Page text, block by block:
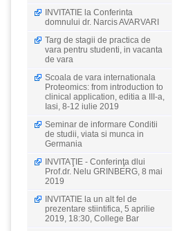
INVITATIE la Conferinta
domnului dr. Narcis AVARVARI
Targ de stagii de practica de
vara pentru studenti, in vacanta
de vara
Scoala de vara internationala
Proteomics: from introduction to
clinical application, editia a III-a,
Iasi, 8-12 iulie 2019
Seminar de informare Conditii
de studii, viata si munca in
Germania
INVITAŢIE - Conferinţa dlui
Prof.dr. Nelu GRINBERG, 8 mai
2019
INVITATIE la un alt fel de
prezentare stiintifica, 5 aprilie
2019, 18:30, College Bar